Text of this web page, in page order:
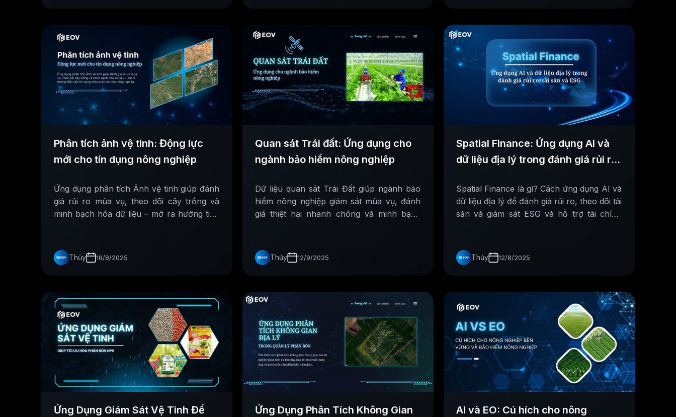
Phân tích ảnh vệ tinh: Động lực
mới cho tín dụng nông nghiệp
Ứng dụng phân tích Ảnh vệ tinh giúp đánh
giá rủi ro mùa vụ, theo dõi cây trồng và
minh bạch hóa dữ liệu – mở ra hướng tiếp
Thủy 18/8/2025
Quan sát Trái đất: Ứng dụng cho
ngành bảo hiểm nông nghiệp
Dữ liệu quan sát Trái Đất giúp ngành bảo
hiểm nông nghiệp giám sát mùa vụ, đánh
giá thiệt hại nhanh chóng và minh bạch
Thủy 12/9/2025
Spatial Finance: Ứng dụng AI và
dữ liệu địa lý trong đánh giá rủi ro
Spatial Finance là gì? Cách ứng dụng AI và
dữ liệu địa lý để đánh giá rủi ro, theo dõi tài
sản và giám sát ESG và hỗ trợ tài chính
Thủy 12/8/2025
Ứng Dụng Giám Sát Vệ Tinh Để
Ứng Dụng Phân Tích Không Gian
AI và EO: Cú hích cho nông